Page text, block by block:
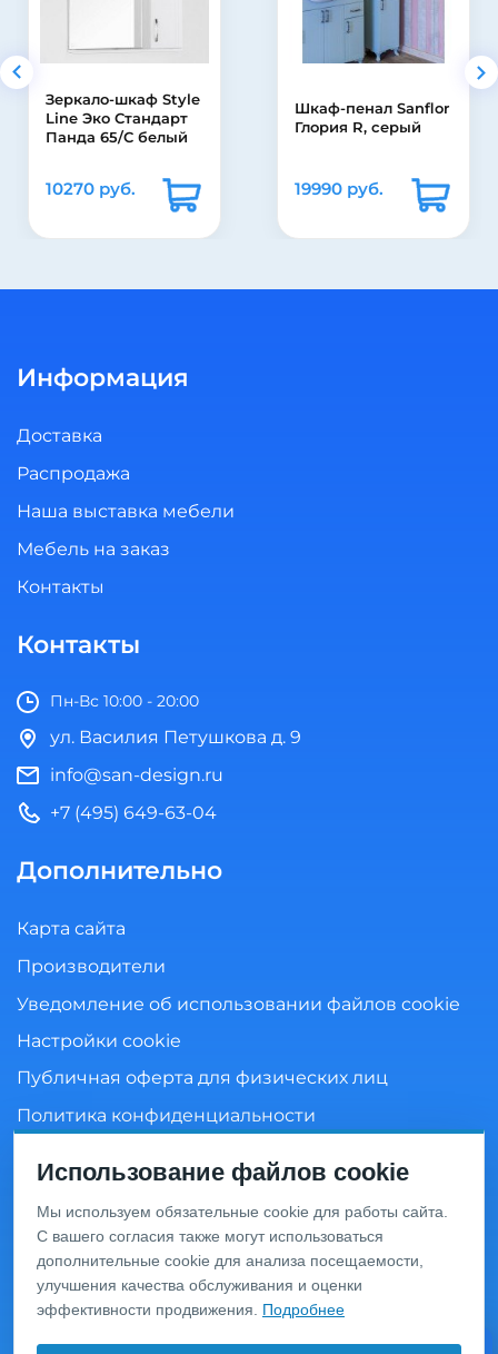
Шкаф-пенал Sanflor
Глория R, серый
19990 руб.
Тумба с
для ванной
Джулия 75
21099 руб.
Информация
Доставка
Распродажа
Наша выставка мебели
Мебель на заказ
Контакты
Контакты
Пн-Вс 10:00 - 20:00
ул. Василия Петушкова д. 9
info@san-design.ru
+7 (495) 649-63-04
Дополнительно
Карта сайта
Производители
Уведомление об использовании файлов cookie
Настройки cookie
Публичная оферта для физических лиц
Политика конфиденциальности
Информация о ценах и товарах на данном сайте носит
информационный характер и не является публичной
офертой, определяемой положениями Статьи 437 ГК
РФ. Перед оформлением заказа уточняйте актуальную
цену у менеджера по телефону.
Использование файлов cookie
Мы используем обязательные cookie для работы сайта.
С вашего согласия также могут использоваться
дополнительные cookie для анализа посещаемости,
улучшения качества обслуживания и оценки
эффективности продвижения. Подробнее